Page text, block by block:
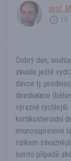
prof.
10.
Dobrý den,
zkusila ještě
dávce tj.
deeskalace
výrazně
kortikosteroidní
imunosupresivní
rizikem
tomto případě